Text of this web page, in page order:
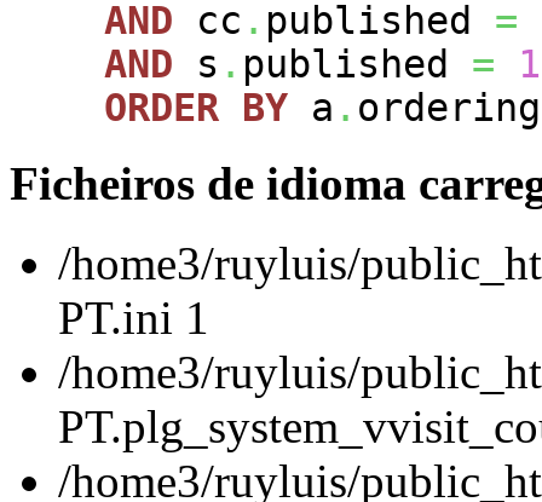
AND cc . published =
AND s . published =
1
ORDER BY a . ordering
Ficheiros de idioma
/home3/ruyluis/
PT.ini 1
/home3/ruyluis/
/home3/ruyluis/